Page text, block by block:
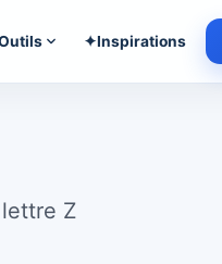
✦Inspirations
Z